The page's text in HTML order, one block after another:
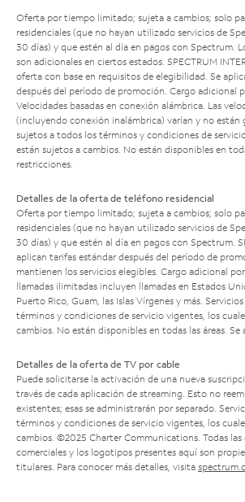
Oferta por tiempo limitado; sujeta a cambios; solo
residenciales (que no hayan utilizado servicios de
30 días) y que estén al día en pagos con Spectrum.
son adicionales en ciertos estados. SPECTRUM
oferta con base en requisitos de elegibilidad. Se
después del período de promoción. Cargo adicional
Velocidades basadas en conexión alámbrica. Las
(incluyendo conexión inalámbrica) varían y no están
sujetos a todos los términos y condiciones de
están sujetos a cambios. No están disponibles en
restricciones.
Detalles de la oferta de teléfono residencial
Oferta por tiempo limitado; sujeta a cambios; solo
residenciales (que no hayan utilizado servicios de
30 días) y que estén al día en pagos con Spectrum.
aplican tarifas estándar después del período de
mantienen los servicios elegibles. Cargo adicional
llamadas ilimitadas incluyen llamadas en Estados
Puerto Rico, Guam, las Islas Vírgenes y más.
términos y condiciones de servicio vigentes, los
cambios. No están disponibles en todas las áreas. Se
Detalles de la oferta de TV por cable
Puede solicitarse la activación de una nueva
través de cada aplicación de streaming. Esto no
existentes; esas se administrarán por separado.
términos y condiciones de servicio vigentes, los
cambios. ©2025 Charter Communications. Todas las
comerciales y los logotipos presentes aquí son
titulares. Para conocer más detalles, visita